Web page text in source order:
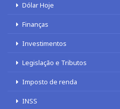
Dólar Hoje
Finanças
Investimentos
Legislação e Tributos
Imposto de renda
INSS